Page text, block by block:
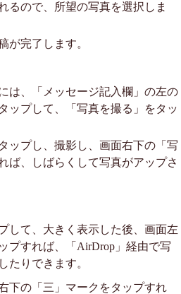
るので、所望の写真を選択しま
が完了します。
は、「メッセージ記入欄」の左の
ップして、「写真を撮る」をタッ
ップし、撮影し、画面右下の「写
ば、しばらくして写真がアップさ
して、大きく表示した後、画面左
プすれば、「AirDrop」経由で写
たりできます。
下の「三」マークをタップすれ